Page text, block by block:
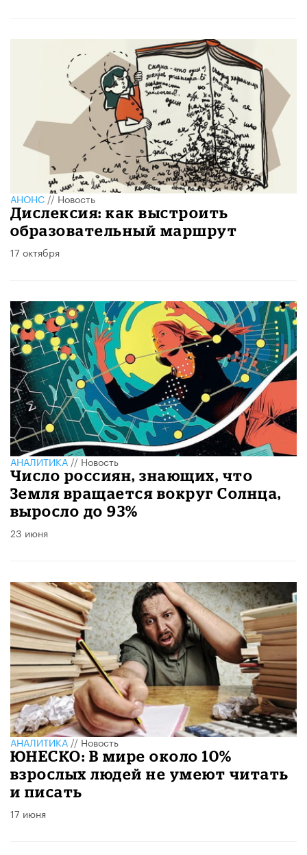
АНОНС//Новость
Дислексия: как выстроить
образовательный маршрут
17 октября
АНАЛИТИКА//Новость
Число россиян, знающих, что
Земля вращается вокруг Солнца,
выросло до 93%
23 июня
АНАЛИТИКА//Новость
ЮНЕСКО: В мире около 10%
взрослых людей не умеют читать
и писать
17 июня